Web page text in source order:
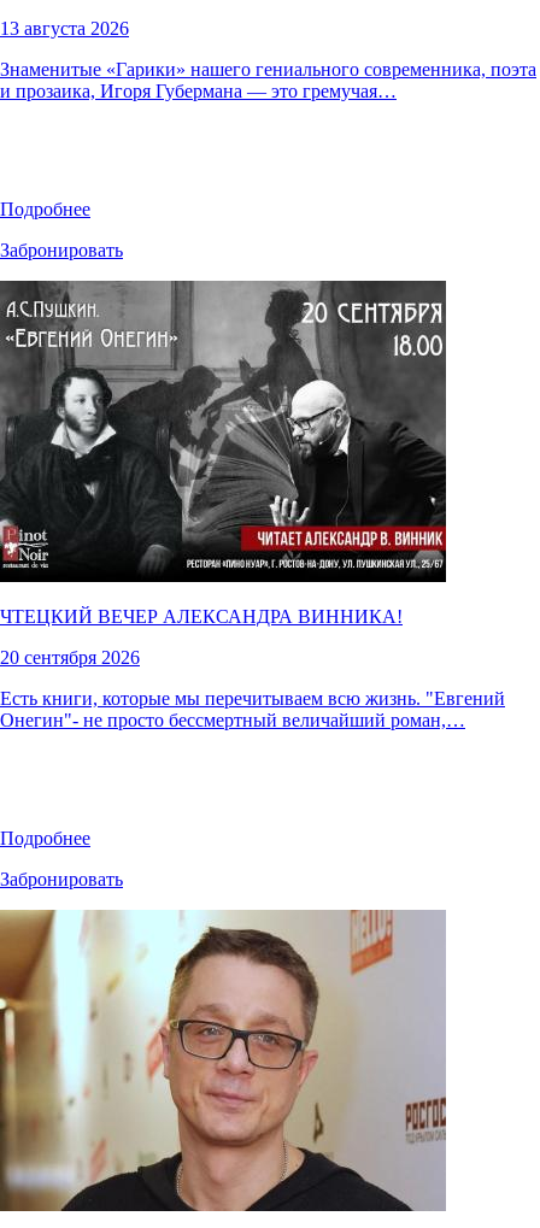
13 августа 2026
Знаменитые «Гарики» нашего гениального современника, поэта
и прозаика, Игоря Губермана — это гремучая…
Подробнее
Забронировать
ЧТЕЦКИЙ ВЕЧЕР АЛЕКСАНДРА ВИННИКА!
20 сентября 2026
Есть книги, которые мы перечитываем всю жизнь. "Евгений
Онегин"- не просто бессмертный величайший роман,…
Подробнее
Забронировать